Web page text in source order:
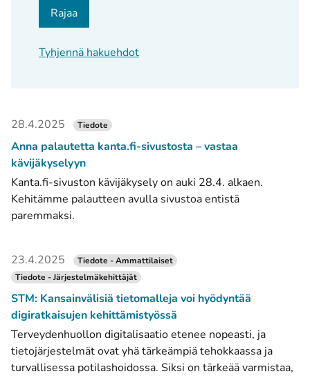
Rajaa
Tyhjennä hakuehdot
28.4.2025 Tiedote
Anna palautetta kanta.fi-sivustosta – vastaa
kävijäkyselyyn
Kanta.fi-sivuston kävijäkysely on auki 28.4. alkaen.
Kehitämme palautteen avulla sivustoa entistä
paremmaksi.
23.4.2025
Tiedote - Ammattilaiset
Tiedote - Järjestelmäkehittäjät
STM: Kansainvälisiä tietomalleja voi hyödyntää
digiratkaisujen kehittämistyössä
Terveydenhuollon digitalisaatio etenee nopeasti, ja
tietojärjestelmät ovat yhä tärkeämpiä tehokkaassa ja
turvallisessa potilashoidossa. Siksi on tärkeää varmistaa,